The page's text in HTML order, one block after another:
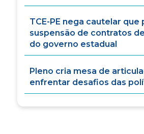
TCE-PE nega cautelar que
suspensão de contratos
do governo estadual
Pleno cria mesa de
enfrentar desafios das